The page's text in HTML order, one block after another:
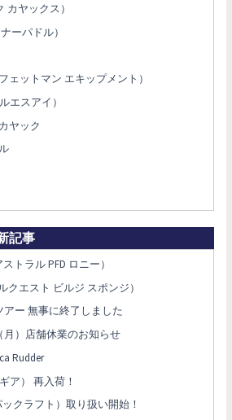
カヤックス）
ーパドル）
ェットマン エキップメント）
エスアイ）
ヤック
記事
ストラル PFD ロニー）
クエスト ビルジ スポンジ）
ー 無事に終了しました
月）店舗休業のお知らせ
Rudder
ア） 再入荷！
ックラフト）取り扱い開始！